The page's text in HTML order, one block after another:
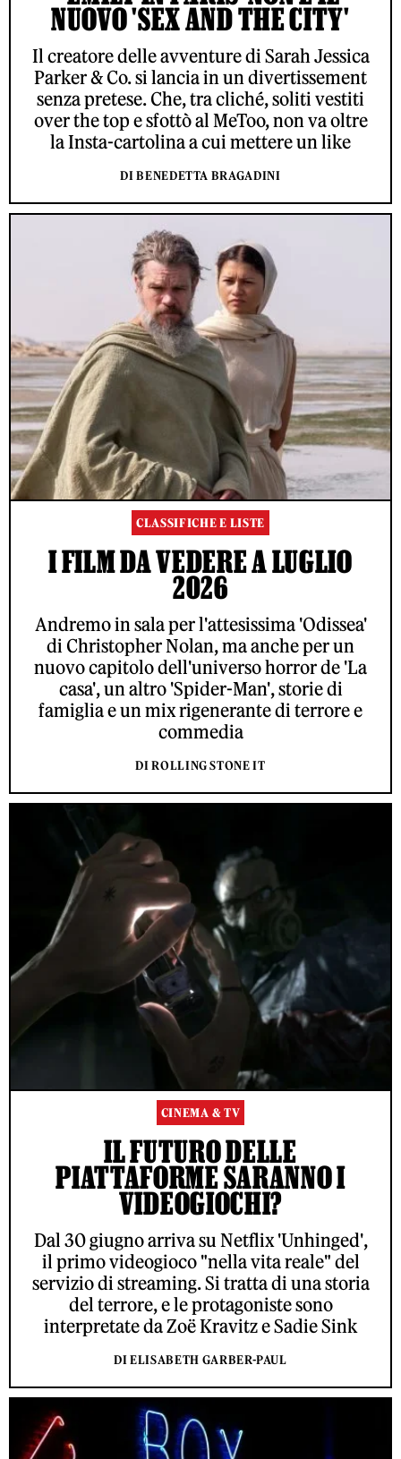
NUOVO 'SEX AND THE CITY'
Il creatore delle avventure di Sarah Jessica
Parker & Co. si lancia in un divertissement
senza pretese. Che, tra cliché, soliti vestiti
over the top e sfottò al MeToo, non va oltre
la Insta-cartolina a cui mettere un like
DI BENEDETTA BRAGADINI
CLASSIFICHE E LISTE
I FILM DA VEDERE A LUGLIO
2026
Andremo in sala per l'attesissima 'Odissea'
di Christopher Nolan, ma anche per un
nuovo capitolo dell'universo horror de 'La
casa', un altro 'Spider-Man', storie di
famiglia e un mix rigenerante di terrore e
commedia
DI ROLLING STONE IT
CINEMA & TV
IL FUTURO DELLE
PIATTAFORME SARANNO I
VIDEOGIOCHI?
Dal 30 giugno arriva su Netflix 'Unhinged',
il primo videogioco "nella vita reale" del
servizio di streaming. Si tratta di una storia
del terrore, e le protagoniste sono
interpretate da Zoë Kravitz e Sadie Sink
DI ELISABETH GARBER-PAUL